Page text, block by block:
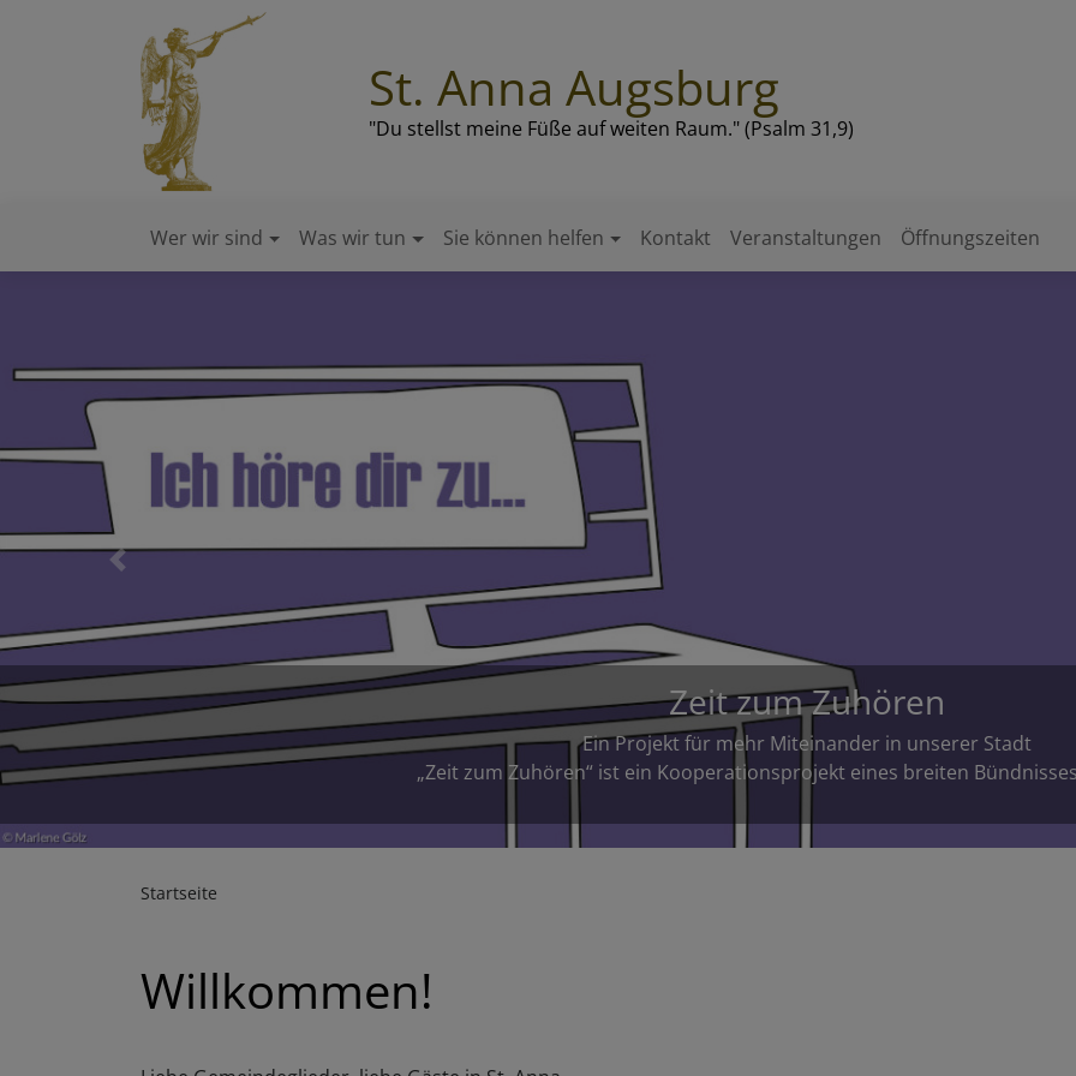
St. Anna Augsburg
"Du stellst meine Füße auf weiten Raum." (Psalm 31,9)
Hauptnavigation
Wer wir sind Was wir tun Sie können helfen Kontakt Veranstaltungen Öffnungszeiten
Stiftung St. Anna Augsburg
Previous
Startseite
Willkommen!